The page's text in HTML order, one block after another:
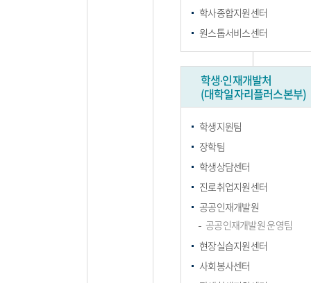
학사종합지원센터
원스톱서비스센터
학생∙인재개발처
(대학일자리플러스본부)
학생지원팀
장학팀
학생상담센터
진로취업지원센터
공공인재개발원
공공인재개발원 운영팀
현장실습지원센터
사회봉사센터